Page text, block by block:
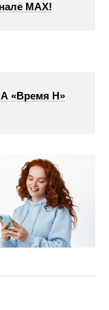
МАХ!
«Время Н»